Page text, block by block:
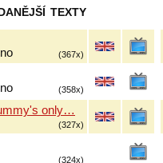
texty
(367x)
(358x)
only…
(327x)
(324x)